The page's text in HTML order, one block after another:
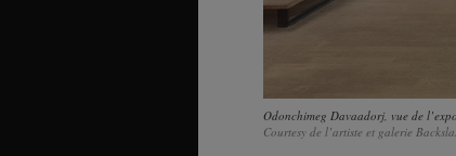
Odonchimeg Davaadorj, vue de
Courtesy de l’artiste et galerie